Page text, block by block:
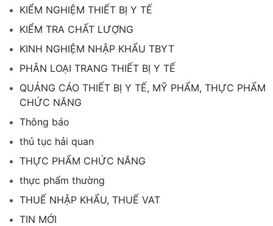
KIỂM NGHIỆM THIẾT BỊ Y TẾ
KIỂM TRA CHẤT LƯỢNG
KINH NGHIỆM NHẬP KHẨU TBYT
PHÂN LOẠI TRANG THIẾT BỊ Y TẾ
QUẢNG CÁO THIẾT BỊ Y TẾ, MỸ PHẨM, THỰC PHẨM
CHỨC NĂNG
Thông báo
thủ tục hải quan
THỰC PHẨM CHỨC NĂNG
thực phẩm thường
THUẾ NHẬP KHẨU, THUẾ VAT
TIN MỚI